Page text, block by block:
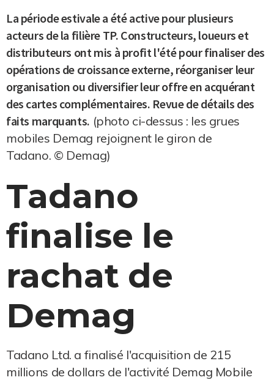
La période estivale a été active pour plusieurs
acteurs de la filière TP. Constructeurs, loueurs et
distributeurs ont mis à profit l'été pour finaliser des
opérations de croissance externe, réorganiser leur
organisation ou diversifier leur offre en acquérant
des cartes complémentaires. Revue de détails des
faits marquants. (photo ci-dessus : les grues
mobiles Demag rejoignent le giron de
Tadano. © Demag)
Tadano
finalise le
rachat de
Demag
Tadano Ltd. a finalisé l'acquisition de 215
millions de dollars de l'activité Demag Mobile